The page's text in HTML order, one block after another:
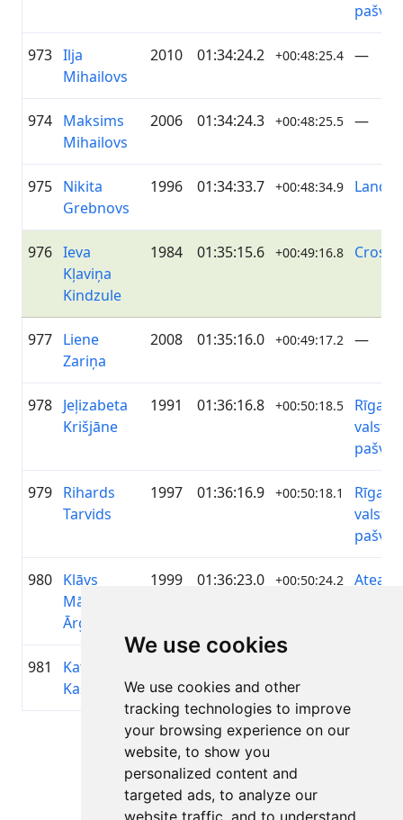
We use cookies
We use cookies and other
tracking technologies to improve
your browsing experience on our
website, to show you
personalized content and
targeted ads, to analyze our
website traffic, and to understand
973 Ilja
Mihailovs
2010 01:34:24.2 +00:48:25.4 —
974 Maksims
Mihailovs
2006 01:34:24.3 +00:48:25.5 —
975 Nikita
Grebnovs
1996 01:34:33.7 +00:48:34.9
976 Ieva
Kļaviņa
Kindzule
1984 01:35:15.6 +00:49:16.8
977 Liene
Zariņa
2008 01:35:16.0 +00:49:17.2 —
978 Jeļizabeta
Krišjāne
1991 01:36:16.8 +00:50:18.5
Rīgas
979 Rihards
Tarvids
1997 01:36:16.9 +00:50:18.1
Rīgas
980 Klāvs
Mārtiņš
Ārgals
1999 01:36:23.0 +00:50:24.2
Atea
981
Kate Luīze
Kaša
Lapa 1 no 1
Kopā 11 Rezultāti